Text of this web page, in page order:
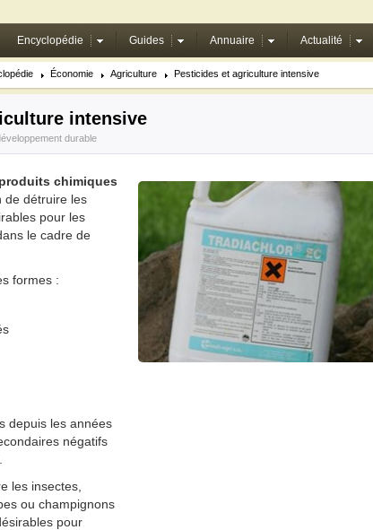
Encyclopédie Guides Annuaire Actualité
Économie Agriculture Pesticides et agriculture intensive
intensive
durable
produits chimiques
de détruire les
pour les
le cadre de
formes :
depuis les années
négatifs
les insectes,
ou champignons
pour